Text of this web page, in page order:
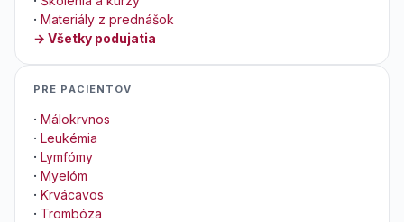
· Materiály z prednášok
→ Všetky podujatia
PRE PACIENTOV
· Málokrvnos
· Leukémia
· Lymfómy
· Myelóm
· Krvácavos
· Trombóza